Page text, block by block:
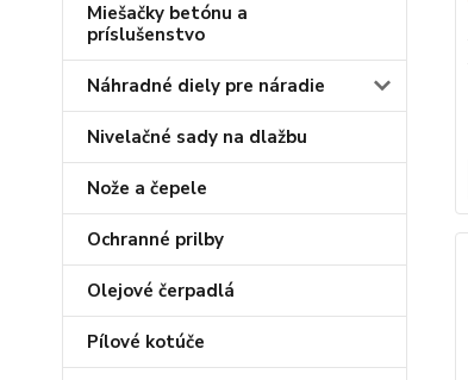
Miešačky betónu a
príslušenstvo
Náhradné diely pre náradie
Nivelačné sady na dlažbu
Nože a čepele
Ochranné prilby
Olejové čerpadlá
Pílové kotúče